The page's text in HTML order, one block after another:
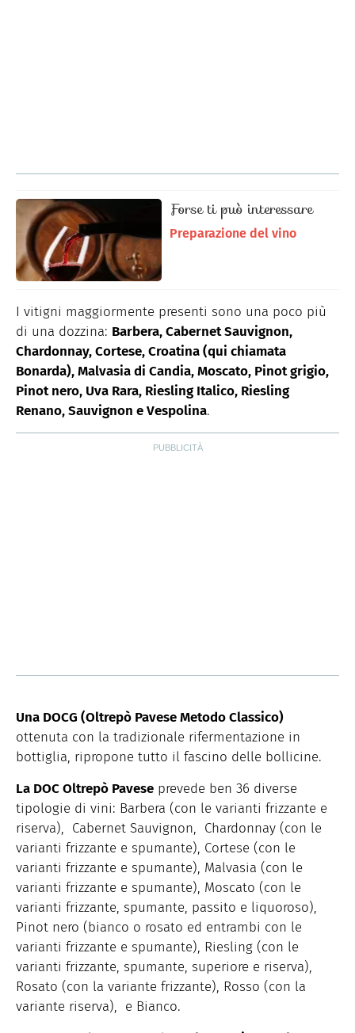
Forse ti può interessare
Preparazione del vino
I vitigni maggiormente presenti sono una poco più
di una dozzina: Barbera, Cabernet Sauvignon,
Chardonnay, Cortese, Croatina (qui chiamata
Bonarda), Malvasia di Candia, Moscato, Pinot grigio,
Pinot nero, Uva Rara, Riesling Italico, Riesling
Renano, Sauvignon e Vespolina.
Una DOCG (Oltrepò Pavese Metodo Classico)
ottenuta con la tradizionale rifermentazione in
bottiglia, ripropone tutto il fascino delle bollicine.
La DOC Oltrepò Pavese prevede ben 36 diverse
tipologie di vini: Barbera (con le varianti frizzante e
riserva), Cabernet Sauvignon, Chardonnay (con le
varianti frizzante e spumante), Cortese (con le
varianti frizzante e spumante), Malvasia (con le
varianti frizzante e spumante), Moscato (con le
varianti frizzante, spumante, passito e liquoroso),
Pinot nero (bianco o rosato ed entrambi con le
varianti frizzante e spumante), Riesling (con le
varianti frizzante, spumante, superiore e riserva),
Rosato (con la variante frizzante), Rosso (con la
variante riserva), e Bianco.